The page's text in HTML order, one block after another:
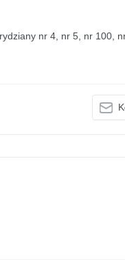
nr 4, nr 5, nr 100,